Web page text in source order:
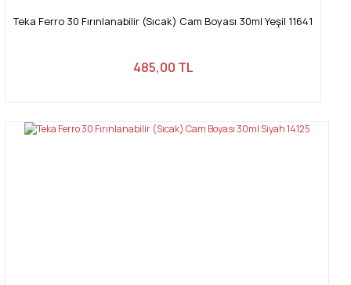
Teka Ferro 30 Fırınlanabilir (Sıcak) Cam Boyası 30ml Yeşil 11641
485,00 TL